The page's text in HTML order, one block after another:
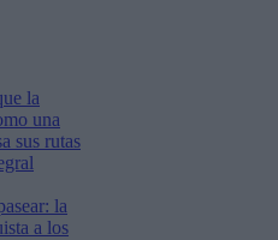
la
una
sus rutas
la
a los